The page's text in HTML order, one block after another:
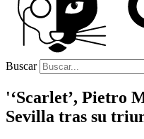
Buscar
'‘Scarlet’, Pietro
Sevilla tras su